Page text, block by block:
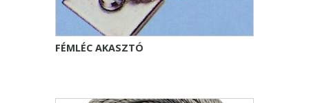
FÉMLÉC AKASZTÓ